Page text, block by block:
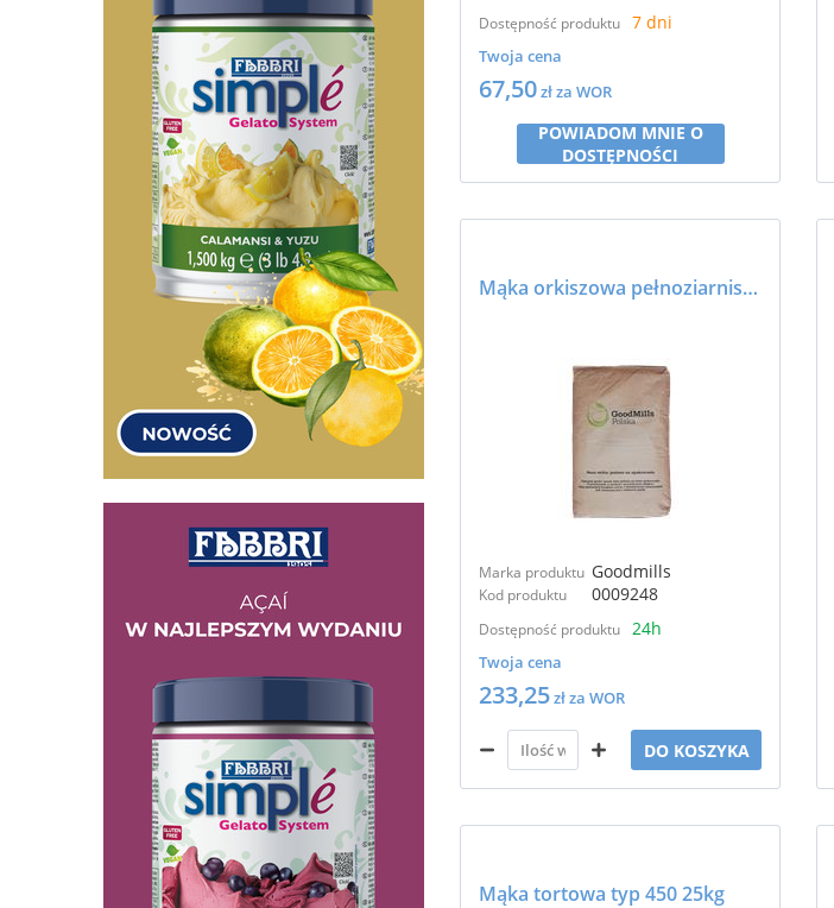
Dostępność produktu 7 dni
Twoja cena
67,50zł za WOR
POWIADOM MNIE O
DOSTĘPNOŚCI
Mąka orkiszowa pełnoziarnista typ 1850 25kg - GoodMills
Marka produktu Goodmills
Kod produktu 0009248
Dostępność produktu 24h
Twoja cena
233,25zł za WOR
DO KOSZYKA
Mąka tortowa typ 450 25kg